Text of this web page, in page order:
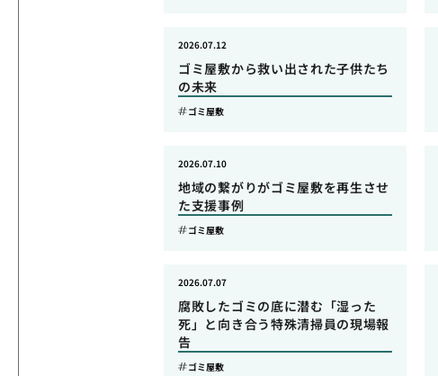
ゴミ屋敷から救い出された子供たち
の未来
2026.07.12
ゴミ屋敷
地域の繋がりがゴミ屋敷を再生させ
た支援事例
2026.07.10
ゴミ屋敷
腐敗したゴミの底に潜む「湿った
死」と向き合う特殊清掃員の現場報
告
2026.07.07
ゴミ屋敷